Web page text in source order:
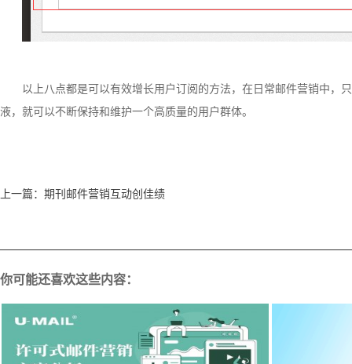
以上八点都是可以有效增长用户订阅的方法，在日常邮件营销中，
液，就可以不断保持和维护一个高质量的用户群体。
上一篇： 期刊邮件营销互动创佳绩
你可能还喜欢这些内容：